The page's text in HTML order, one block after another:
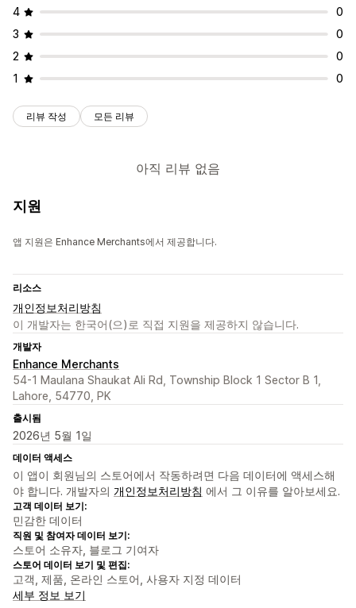
4
0
3
0
2
0
1
0
리뷰 작성 모든 리뷰
아직 리뷰 없음
지원
앱 지원은 Enhance Merchants에서 제공합니다.
리소스
개인정보처리방침
이 개발자는 한국어(으)로 직접 지원을 제공하지 않습니다.
개발자
Enhance Merchants
54-1 Maulana Shaukat Ali Rd, Township Block 1 Sector B 1,
Lahore, 54770, PK
출시됨
2026년 5월 1일
데이터 액세스
이 앱이 회원님의 스토어에서 작동하려면 다음 데이터에 액세스해
야 합니다. 개발자의 개인정보처리방침 에서 그 이유를 알아보세요.
고객 데이터 보기:
민감한 데이터
직원 및 참여자 데이터 보기:
스토어 소유자, 블로그 기여자
스토어 데이터 보기 및 편집:
고객, 제품, 온라인 스토어, 사용자 지정 데이터
세부 정보 보기